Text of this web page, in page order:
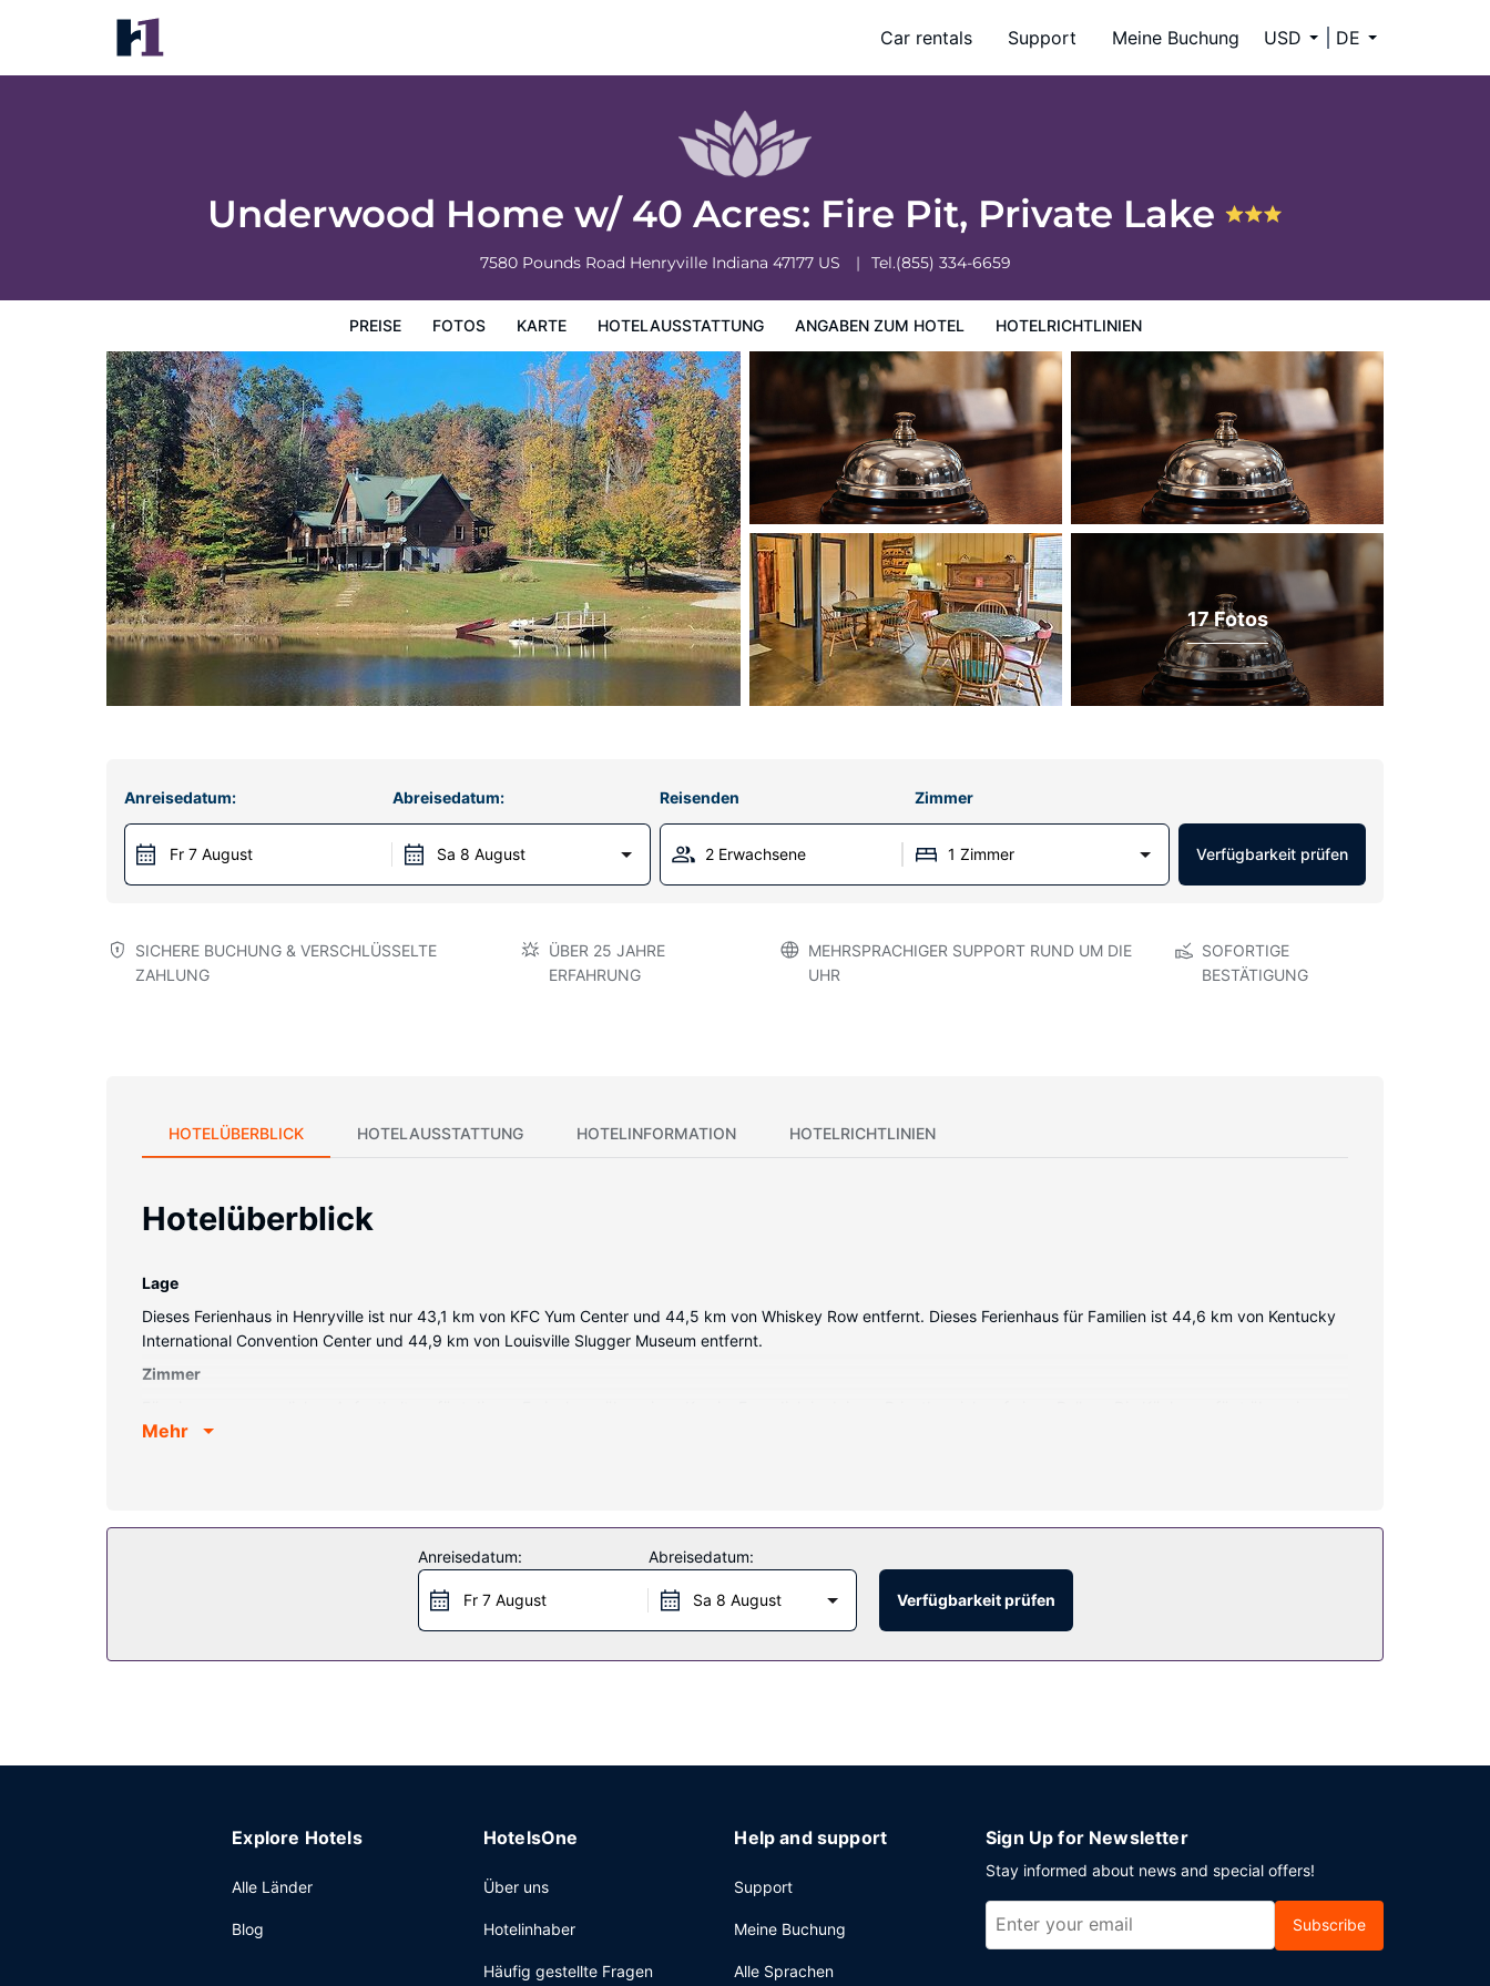
Car rentals Support Meine Buchung USD DE
Underwood Home w/ 40 Acres: Fire Pit, Private Lake
7580 Pounds Road Henryville Indiana 47177 US Tel.(855) 334-6659
PREISE FOTOS KARTE HOTELAUSSTATTUNG ANGABEN ZUM HOTEL HOTELRICHTLINIEN
Underwood Home w/ 40 Acres: Fire Pit, Private Lake
Preise
17 Fotos
Anreisedatum:
Fr 7 August
Abreisedatum:
Sa 8 August
Reisenden Zimmer
2 Erwachsene 1 Zimmer Verfügbarkeit prüfen
SICHERE BUCHUNG & VERSCHLÜSSELTE
ZAHLUNG
ÜBER 25 JAHRE
ERFAHRUNG
MEHRSPRACHIGER SUPPORT RUND UM DIE
UHR
SOFORTIGE
BESTÄTIGUNG
HOTELÜBERBLICK HOTELAUSSTATTUNG HOTELINFORMATION HOTELRICHTLINIEN
Hotelüberblick
Lage
Dieses Ferienhaus in Henryville ist nur 43,1 km von KFC Yum Center und 44,5 km von Whiskey Row entfernt. Dieses Ferienhaus für Familien ist 44,6 km von Kentucky
International Convention Center und 44,9 km von Louisville Slugger Museum entfernt.
Zimmer
Ofen, eine Herdplatte und eine Mikrowelle. Vor Ort findest du jeglichen Komfort, darunter eine Waschmaschine und einen Deckenventilator. Zimmerreinigung steht auf
Vor Ort gibt es Folgendes: Parken ohne Service (kostenlos).
Mehr
Anreisedatum:
Fr 7 August
Abreisedatum:
Sa 8 August Verfügbarkeit prüfen
Explore Hotels
Alle Länder
Blog
HotelsOne
Über uns
Hotelinhaber
Häufig gestellte Fragen
Help and support
Support
Meine Buchung
Alle Sprachen
Sign Up for Newsletter
Stay informed about news and special offers!
Subscribe